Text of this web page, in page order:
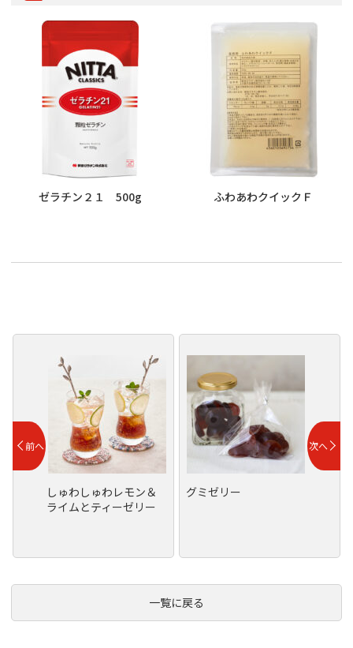
ゼラチン２１ 500g ふわあわクイックＦ
しゅわしゅわレモン＆
ライムとティーゼリー
グミゼリー
一覧に戻る